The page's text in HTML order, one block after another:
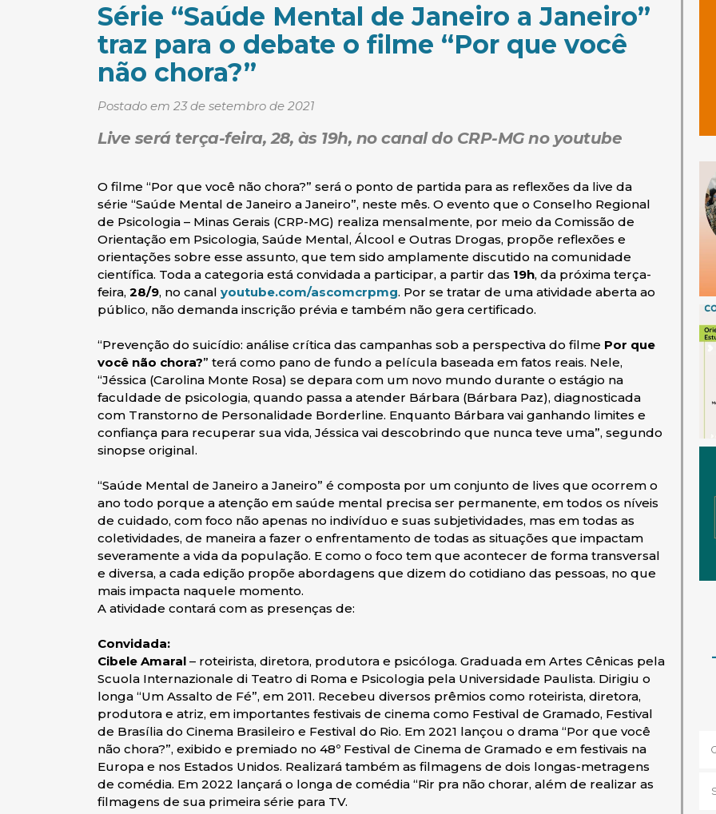
Série “Saúde Mental de Janeiro a Janeiro”
traz para o debate o filme “Por que você
não chora?”
Postado em 23 de setembro de 2021
Live será terça-feira, 28, às 19h, no canal do CRP-MG no youtube
O filme “Por que você não chora?” será o ponto de partida para as reflexões da live da
série “Saúde Mental de Janeiro a Janeiro”, neste mês. O evento que o Conselho Regional
de Psicologia – Minas Gerais (CRP-MG) realiza mensalmente, por meio da Comissão de
Orientação em Psicologia, Saúde Mental, Álcool e Outras Drogas, propõe reflexões e
orientações sobre esse assunto, que tem sido amplamente discutido na comunidade
científica. Toda a categoria está convidada a participar, a partir das 19h, da próxima terça-
feira, 28/9, no canal youtube.com/ascomcrpmg(abre em nova janela)
. Por se tratar de uma atividade aberta ao
público, não demanda inscrição prévia e também não gera certificado.
“Prevenção do suicídio: análise crítica das campanhas sob a perspectiva do filme Por que
você não chora?” terá como pano de fundo a película baseada em fatos reais. Nele,
“Jéssica (Carolina Monte Rosa) se depara com um novo mundo durante o estágio na
faculdade de psicologia, quando passa a atender Bárbara (Bárbara Paz), diagnosticada
com Transtorno de Personalidade Borderline. Enquanto Bárbara vai ganhando limites e
confiança para recuperar sua vida, Jéssica vai descobrindo que nunca teve uma”, segundo
sinopse original.
“Saúde Mental de Janeiro a Janeiro” é composta por um conjunto de lives que ocorrem o
ano todo porque a atenção em saúde mental precisa ser permanente, em todos os níveis
de cuidado, com foco não apenas no indivíduo e suas subjetividades, mas em todas as
coletividades, de maneira a fazer o enfrentamento de todas as situações que impactam
severamente a vida da população. E como o foco tem que acontecer de forma transversal
e diversa, a cada edição propõe abordagens que dizem do cotidiano das pessoas, no que
mais impacta naquele momento.
A atividade contará com as presenças de:
Convidada:
Cibele Amaral – roteirista, diretora, produtora e psicóloga. Graduada em Artes Cênicas pela
Scuola Internazionale di Teatro di Roma e Psicologia pela Universidade Paulista. Dirigiu o
longa “Um Assalto de Fé”, em 2011. Recebeu diversos prêmios como roteirista, diretora,
produtora e atriz, em importantes festivais de cinema como Festival de Gramado, Festival
de Brasília do Cinema Brasileiro e Festival do Rio. Em 2021 lançou o drama “Por que você
não chora?”, exibido e premiado no 48º Festival de Cinema de Gramado e em festivais na
Europa e nos Estados Unidos. Realizará também as filmagens de dois longas-metragens
de comédia. Em 2022 lançará o longa de comédia “Rir pra não chorar, além de realizar as
filmagens de sua primeira série para TV.